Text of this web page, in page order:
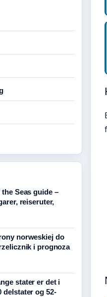
Seas guide –
reiseruter,
norweskiej do
i prognoza
stater er det i
delstater og 52-